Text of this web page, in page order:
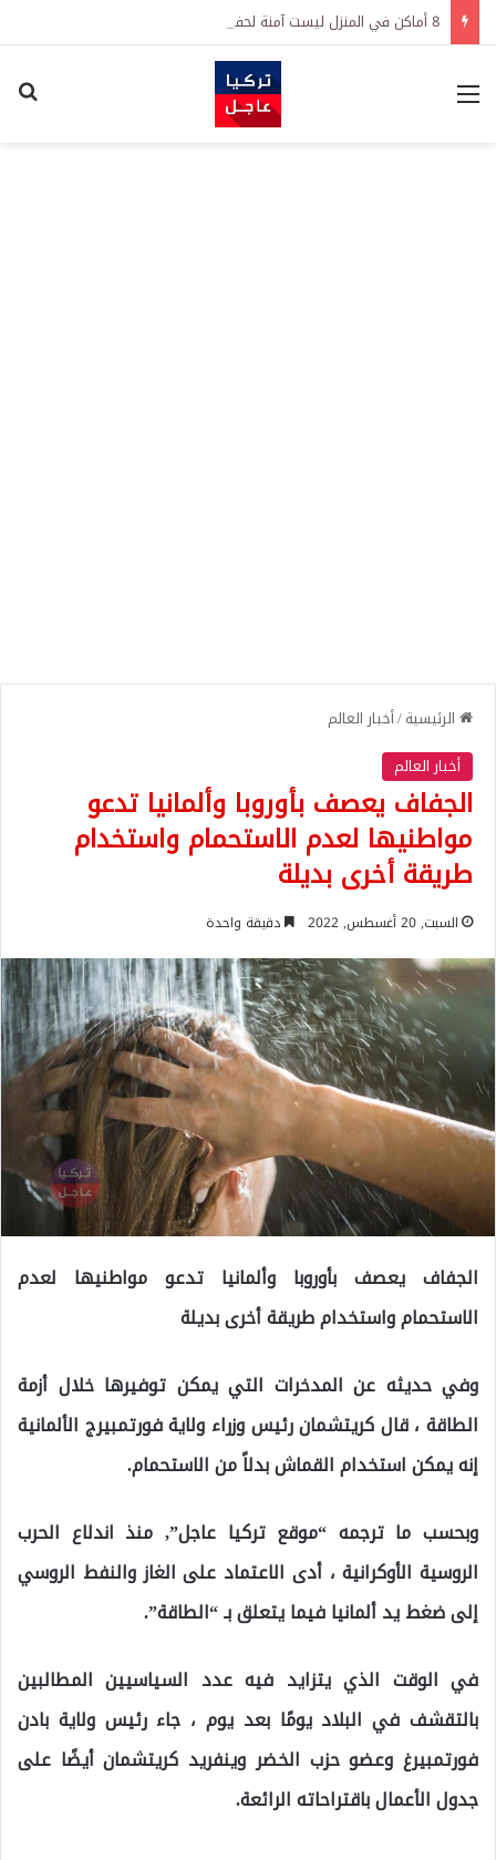
8 أماكن في المنزل ليست آمنة لحفظ النقود
القائمة
الرئيسية/أخبار العالم
أخبار العالم
الجفاف يعصف بأوروبا وألمانيا تدعو
مواطنيها لعدم الاستحمام واستخدام
طريقة أخرى بديلة
السبت, 20 أغسطس, 2022 دقيقة واحدة
الجفاف يعصف بأوروبا وألمانيا تدعو مواطنيها لعدم
الاستحمام واستخدام طريقة أخرى بديلة
وفي حديثه عن المدخرات التي يمكن توفيرها خلال أزمة
الطاقة ، قال كريتشمان رئيس وزراء ولاية فورتمبيرج الألمانية
إنه يمكن استخدام القماش بدلاً من الاستحمام.
وبحسب ما ترجمه “موقع تركيا عاجل”, منذ اندلاع الحرب
الروسية الأوكرانية ، أدى الاعتماد على الغاز والنفط الروسي
إلى ضغط يد ألمانيا فيما يتعلق بـ “الطاقة”.
في الوقت الذي يتزايد فيه عدد السياسيين المطالبين
بالتقشف في البلاد يومًا بعد يوم ، جاء رئيس ولاية بادن
فورتمبيرغ وعضو حزب الخضر وينفريد كريتشمان أيضًا على
جدول الأعمال باقتراحاته الرائعة.